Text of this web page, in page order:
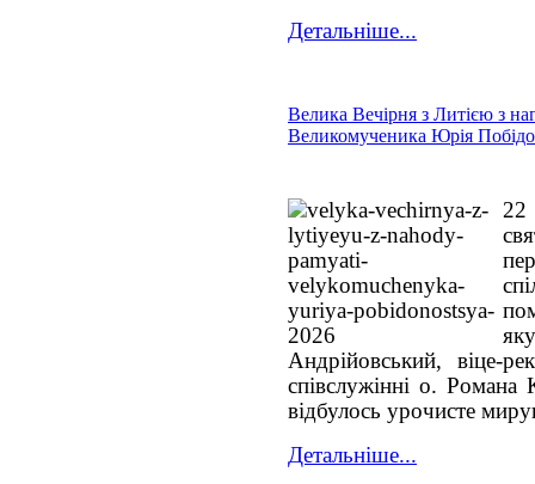
Детальніше...
Велика Вечірня з Литією з
Великомученика Юрія
22
Андрійовський, віце-
співслужінні о.
відбулось урочисте
Детальніше...